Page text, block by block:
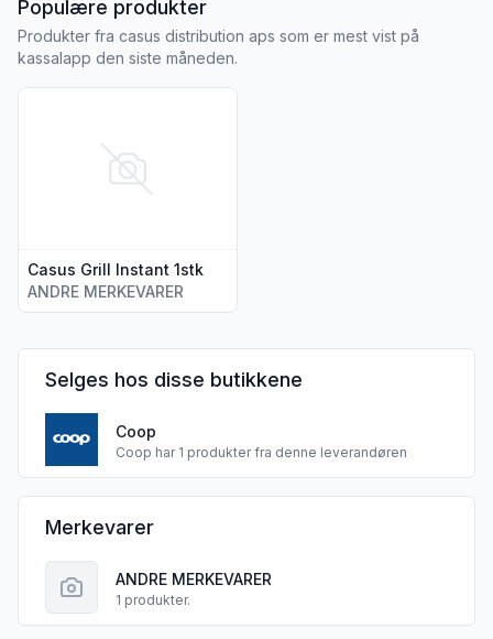
Populære produkterfra CASUS DISTRIBUTION APS
Produkter fra casus distribution aps som er mest vist på
kassalapp den siste måneden.
Casus Grill Instant 1stk
ANDRE MERKEVARER
Selges hos disse butikkene
Coop
Coop har 1 produkter fra denne leverandøren
CASUS DISTRIBUTION APS sine
Merkevarer
ANDRE MERKEVARER
1 produkter.